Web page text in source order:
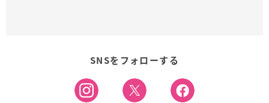
SNSをフォローする